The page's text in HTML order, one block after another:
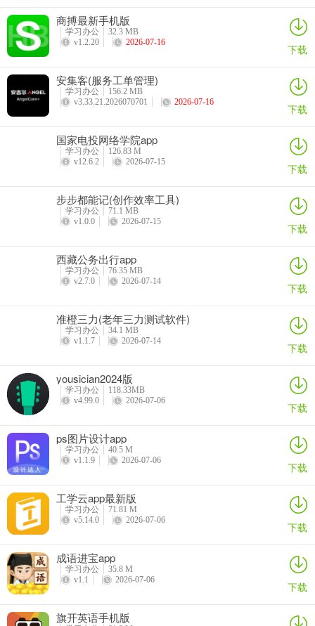
商搏最新手机版
学习办公
32.3 MB
v1.2.20
2026-07-16 下载
安集客(服务工单管理)
学习办公
156.2 MB
v3.33.21.2026070701
2026-07-16 下载
国家电投网络学院app
学习办公
126.83 M
v12.6.2
2026-07-15 下载
步步都能记(创作效率工具)
学习办公
71.1 MB
v1.0.0
2026-07-15 下载
西藏公务出行app
学习办公
76.35 MB
v2.7.0
2026-07-14 下载
准橙三力(老年三力测试软件)
学习办公
34.1 MB
v1.1.7
2026-07-14 下载
yousician2024版
学习办公
118.33MB
v4.99.0
2026-07-06 下载
ps图片设计app
学习办公
40.5 M
v1.1.9
2026-07-06 下载
工学云app最新版
学习办公
71.81 M
v5.14.0
2026-07-06 下载
成语进宝app
学习办公
35.8 M
v1.1
2026-07-06 下载
旗开英语手机版